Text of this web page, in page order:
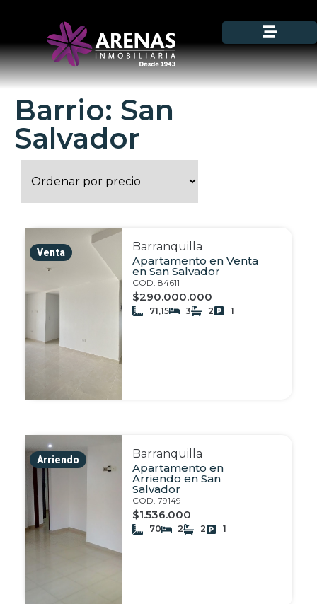
Barrio: San
Salvador
Venta
Barranquilla
Apartamento en Venta
en San Salvador
COD. 84611
$290.000.000
71,15 3 2 1
Arriendo
Barranquilla
Apartamento en
Arriendo en San
Salvador
COD. 79149
$1.536.000
70 2 2 1